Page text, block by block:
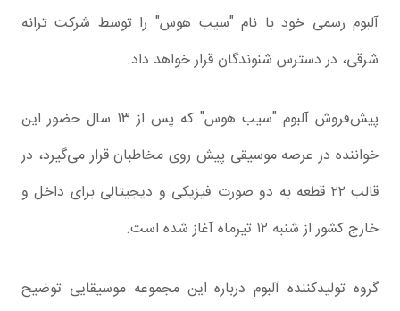
آلبوم رسمی خود با نام "سیب هوس" را توسط شرکت ترانه
شرقی، در دسترس شنوندگان قرار خواهد داد.
پیش‌فروش آلبوم "سیب هوس" که پس از ۱۳ سال حضور این
خواننده در عرصه موسیقی پیش روی مخاطبان قرار می‌گیرد، در
قالب ۲۲ قطعه به دو صورت فیزیکی و دیجیتالی برای داخل و
خارج کشور از شنبه ۱۲ تیرماه آغاز شده است.
گروه تولیدکننده آلبوم درباره این مجموعه موسیقایی توضیح